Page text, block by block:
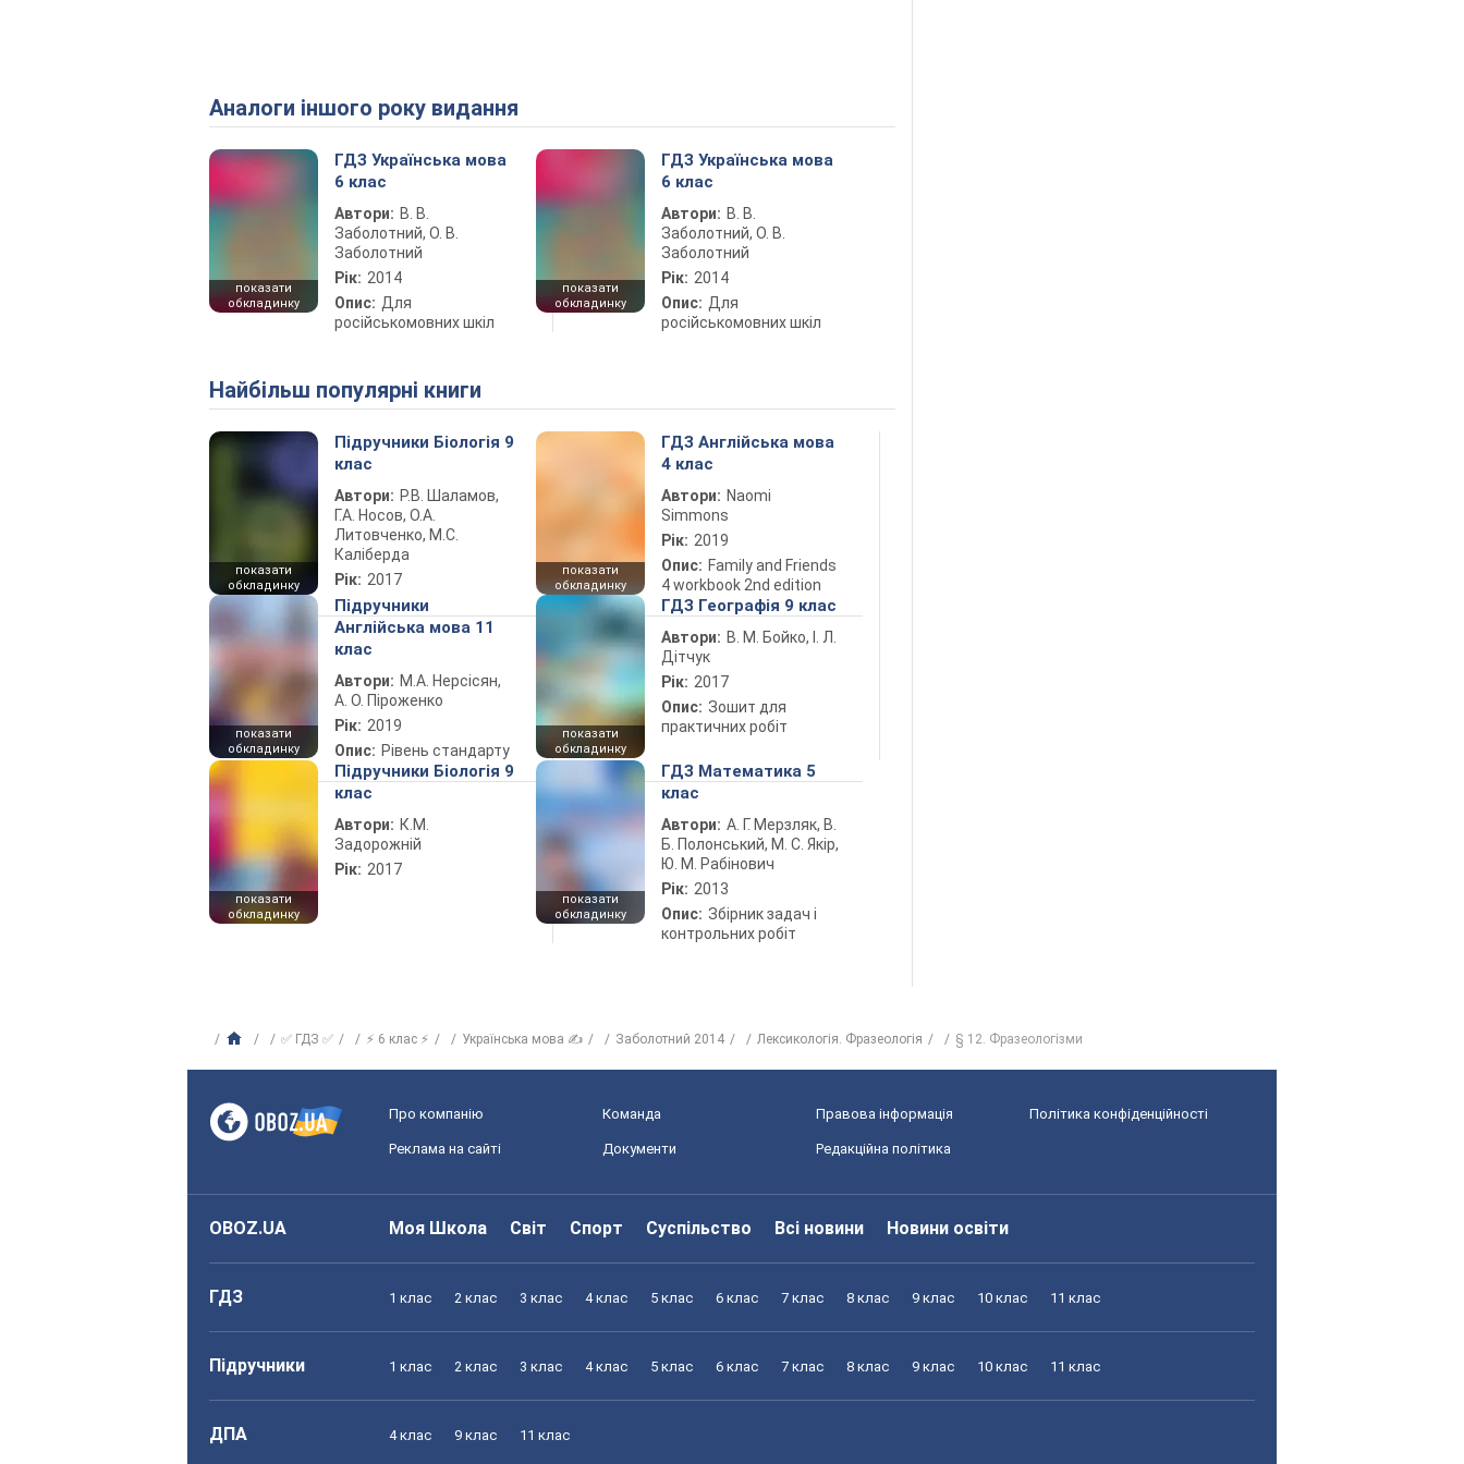
Аналоги іншого року видання
показати
обкладинку
ГДЗ Українська мова
6 клас
Автори: В. В.
Заболотний, О. В.
Заболотний
Рік: 2014
Опис: Для
російськомовних шкіл
показати
обкладинку
ГДЗ Українська мова
6 клас
Автори: В. В.
Заболотний, О. В.
Заболотний
Рік: 2014
Опис: Для
російськомовних шкіл
Найбільш популярні книги
показати
обкладинку
Підручники Біологія 9
клас
Автори: Р.В. Шаламов,
Г.А. Носов, О.А.
Литовченко, М.С.
Каліберда
Рік: 2017
показати
обкладинку
ГДЗ Англійська мова
4 клас
Автори: Naomi
Simmons
Рік: 2019
Опис: Family and Friends
4 workbook 2nd edition
показати
обкладинку
Підручники
Англійська мова 11
клас
Автори: М.А. Нерсісян,
А. О. Піроженко
Рік: 2019
Опис: Рівень стандарту
показати
обкладинку
ГДЗ Географія 9 клас
Автори: В. М. Бойко, І. Л.
Дітчук
Рік: 2017
Опис: Зошит для
практичних робіт
показати
обкладинку
Підручники Біологія 9
клас
Автори: К.М.
Задорожній
Рік: 2017
показати
обкладинку
ГДЗ Математика 5
клас
Автори: А. Г. Мерзляк, В.
Б. Полонський, М. С. Якір,
Ю. М. Рабінович
Рік: 2013
Опис: Збірник задач і
контрольних робіт
✅ ГДЗ ✅ ⚡ 6 клас ⚡ Українська мова ✍ Заболотний 2014 Лексикологія. Фразеологія § 12. Фразеологізми
Про компанію Команда Правова інформація Політика конфіденційності
Реклама на сайті Документи Редакційна політика
OBOZ.UA Моя Школа Світ Спорт Суспільство Всі новини Новини освіти
ГДЗ 1 клас 2 клас 3 клас 4 клас 5 клас 6 клас 7 клас 8 клас 9 клас 10 клас 11 клас
Підручники 1 клас 2 клас 3 клас 4 клас 5 клас 6 клас 7 клас 8 клас 9 клас 10 клас 11 клас
ДПА 4 клас 9 клас 11 клас